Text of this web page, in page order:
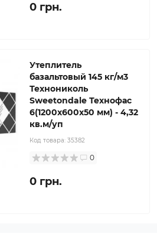
0 грн.
Утеплитель
базальтовый 145 кг/м3
Технониколь
Sweetondale Технофас
6(1200x600x50 мм) - 4,32
кв.м/уп
Код товара: 35382
0
0 грн.